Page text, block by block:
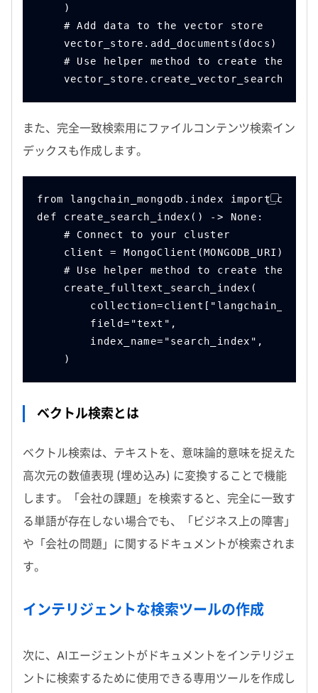
    )
    # Add data to the vector store
    vector_store.add_documents(docs)
# Use helper method to create the
また、完全一致検索用にファイルコンテンツ検索イン
デックスも作成します。
from langchain_mongodb.index import
def create_search_index() -> None:
    # Connect to your cluster
    client = MongoClient(MONGODB_URI)
# Use helper method to create the
    create_fulltext_search_index(
        field="text",
        index_name="search_index",
    )
ベクトル検索とは
ベクトル検索は、テキストを、意味論的意味を捉えた
高次元の数値表現 (埋め込み) に変換することで機能
します。「会社の課題」を検索すると、完全に一致す
る単語が存在しない場合でも、「ビジネス上の障害」
や「会社の問題」に関するドキュメントが検索されま
す。
インテリジェントな検索ツールの作成
次に、 AIエージェントがドキュメントをインテリジェ
ントに検索するために使用できる専用ツールを作成し